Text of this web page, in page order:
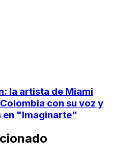
la artista de Miami
con su voz y
en "Imaginarte"